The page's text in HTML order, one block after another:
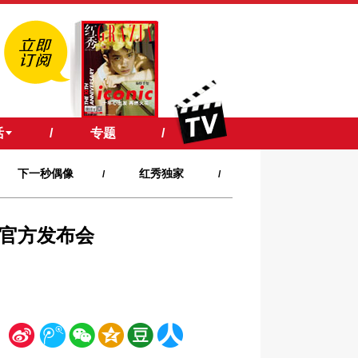
/ 专题 /
下一秒偶像 / 红秀独家 /
方发布会
新 腾 微 空 豆